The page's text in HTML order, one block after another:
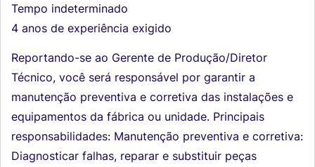
Tempo indeterminado
4 anos de experiência exigido
Reportando-se ao Gerente de Produção/Diretor
Técnico, você será responsável por garantir a
manutenção preventiva e corretiva das instalações e
equipamentos da fábrica ou unidade. Principais
responsabilidades: Manutenção preventiva e corretiva:
Diagnosticar falhas, reparar e substituir peças